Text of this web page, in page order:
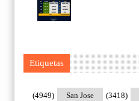
Etiquetas
San Jose
(4949) (3418)